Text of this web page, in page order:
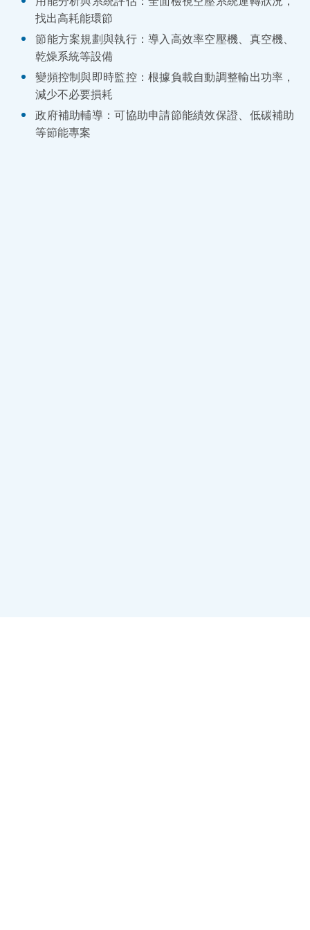
找出高耗能環節
節能方案規劃與執行：導入高效率空壓機、真空機、
乾燥系統等設備
變頻控制與即時監控：根據負載自動調整輸出功率，
減少不必要損耗
政府補助輔導：可協助申請節能績效保證、低碳補助
等節能專案